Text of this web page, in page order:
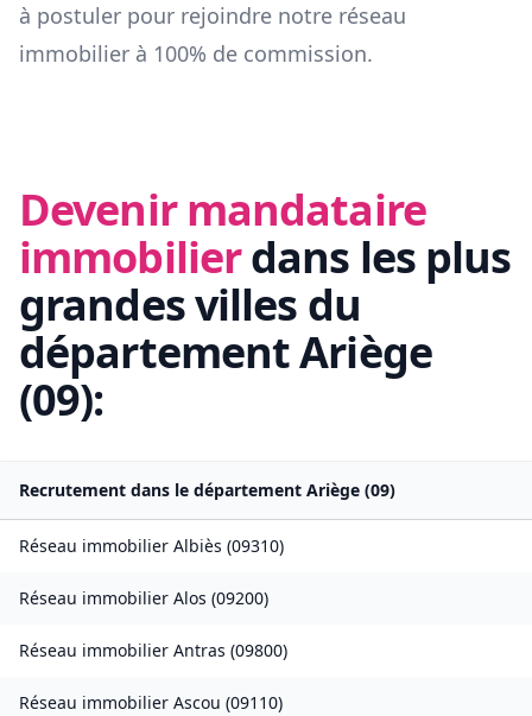
à postuler pour rejoindre notre réseau
immobilier à 100% de commission.
Devenir mandataire
immobilierdans les plus
grandes villes du
départementAriège
(09):
Recrutement dans le département Ariège (09)
Réseau immobilier Albiès (09310)
Réseau immobilier Alos (09200)
Réseau immobilier Antras (09800)
Réseau immobilier Ascou (09110)